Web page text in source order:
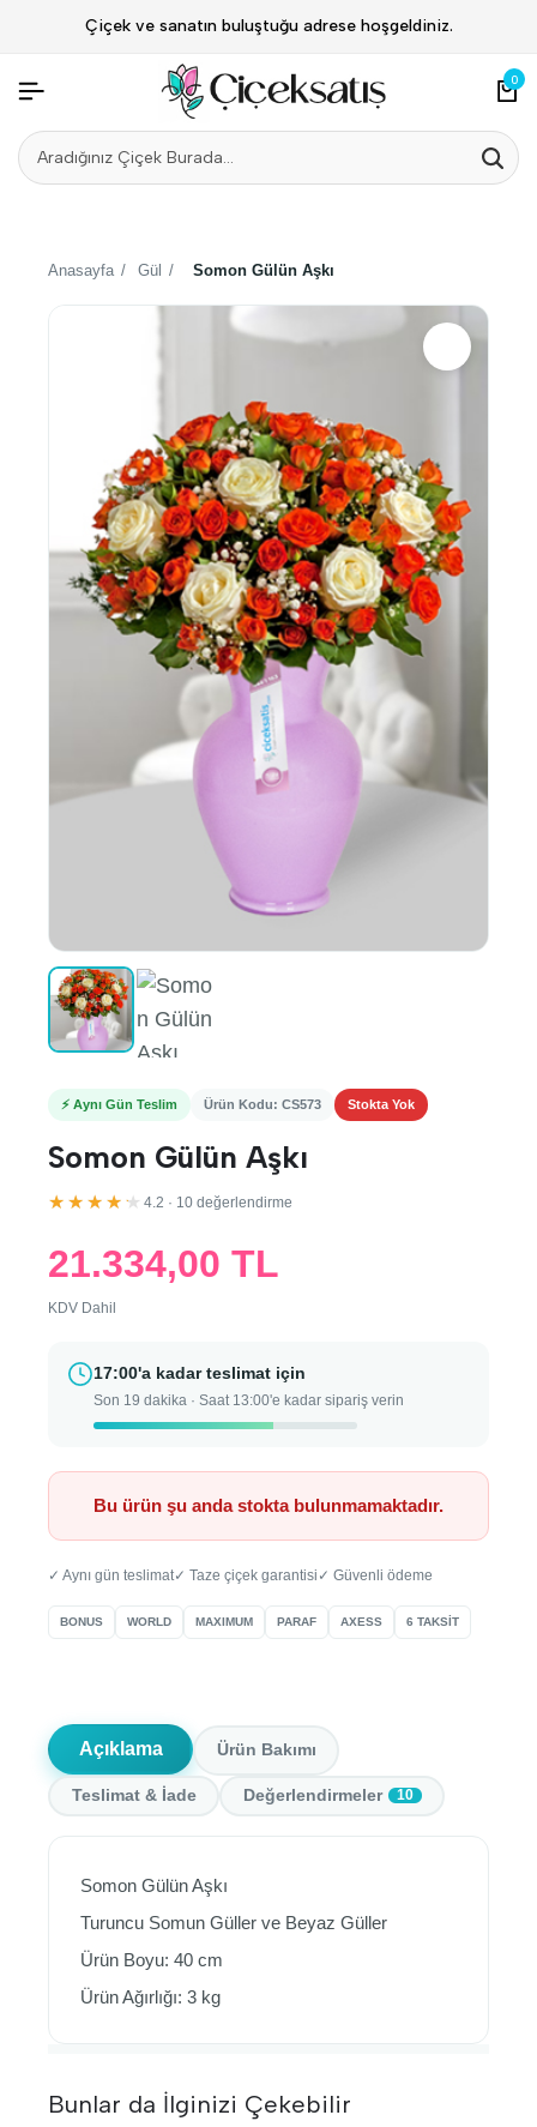
Çiçek ve sanatın buluştuğu adrese hoşgeldiniz.
0
Anasayfa / Gül / Somon Gülün Aşkı
⚡ Aynı Gün Teslim Ürün Kodu: CS573 Stokta Yok
Somon Gülün Aşkı
★★★★★ 4.2 · 10 değerlendirme
21.334,00 TL
KDV Dahil
17:00'a kadar teslimat için
Son 19 dakika · Saat 13:00'e kadar sipariş verin
Bu ürün şu anda stokta bulunmamaktadır.
✓ Aynı gün teslimat✓ Taze çiçek garantisi ✓ Güvenli ödeme
BONUS WORLD MAXIMUM PARAF AXESS 6 TAKSİT
Açıklama Ürün Bakımı
Teslimat & İade Değerlendirmeler 10
Somon Gülün Aşkı
Turuncu Somun Güller ve Beyaz Güller
Ürün Boyu: 40 cm
Ürün Ağırlığı: 3 kg
Bunlar da İlginizi Çekebilir